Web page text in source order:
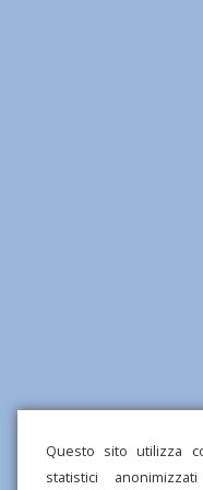
Questo sito utilizza
statistici